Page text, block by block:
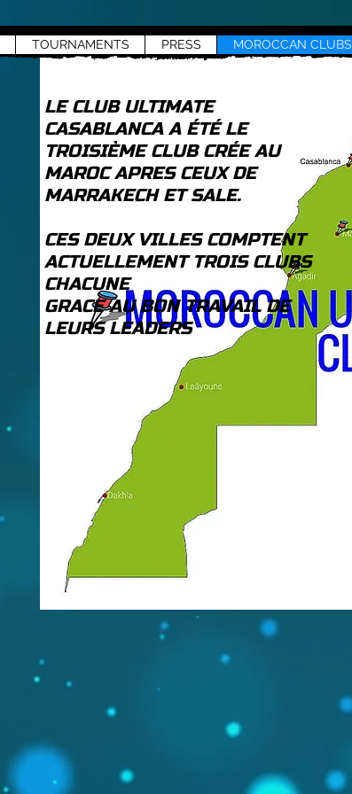
TOURNAMENTS PRESS MOROCCAN CLUBS
LE CLUB ULTIMATE
CASABLANCA A ÉTÉ LE
TROISIÈME CLUB CRÉE AU
MAROC APRES CEUX DE
MARRAKECH ET SALE.
CES DEUX VILLES COMPTENT
ACTUELLEMENT TROIS CLUBS
CHACUNE
GRACE AU BON TRAVAIL DE
LEURS LEADERS